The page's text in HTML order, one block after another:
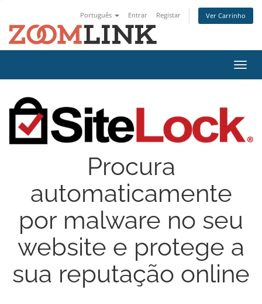
Português Entrar Registar Ver Carrinho
Procura
automaticamente
por malware no seu
website e protege a
sua reputação online